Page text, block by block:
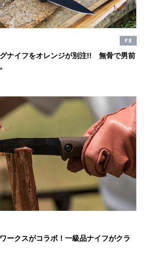
ナイフをオレンジが別注!! 無骨で男前
PR
ークスがコラボ！一級品ナイフがクラ